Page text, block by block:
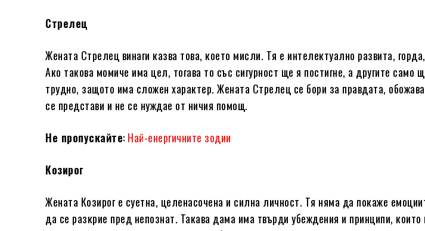
Стрелец
Жената Стрелец винаги казва това, което мисли. Тя е интелектуално развита,
Ако такова момиче има цел, тогава то със сигурност ще я постигне, а другите само
трудно, защото има сложен характер. Жената Стрелец се бори за правдата,
се представи и не се нуждае от ничия помощ.
Не пропускайте: Най-енергичните зодии
Козирог
Жената Козирог е суетна, целенасочена и силна личност. Тя няма да покаже
да се разкрие пред непознат. Такава дама има твърди убеждения и принципи, които